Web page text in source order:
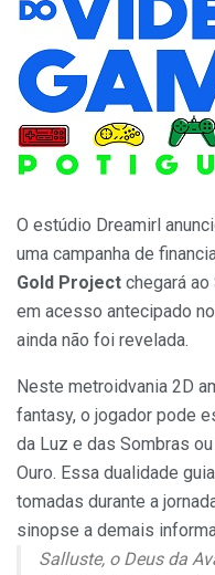
O estúdio Dreamirl
uma campanha de
Gold Project chegará
em acesso antecipado
ainda não foi revelada.
Neste metroidvania 2D
fantasy, o jogador pode
da Luz e das Sombras
Ouro. Essa dualidade
tomadas durante a
sinopse a demais
Salluste, o Deus da